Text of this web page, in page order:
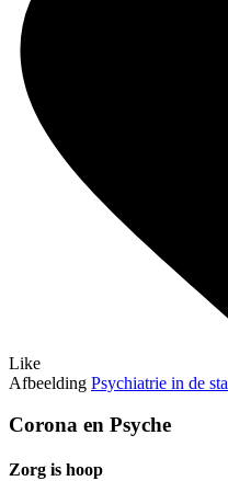
Like
Afbeelding Psychiatrie in de
Corona en Psyche
Zorg is hoop